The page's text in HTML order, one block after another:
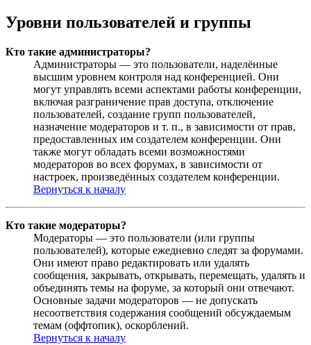
Уровни пользователей и группы
Кто такие администраторы?
Администраторы — это пользователи, наделённые
высшим уровнем контроля над конференцией. Они
могут управлять всеми аспектами работы конференции,
включая разграничение прав доступа, отключение
пользователей, создание групп пользователей,
назначение модераторов и т. п., в зависимости от прав,
предоставленных им создателем конференции. Они
также могут обладать всеми возможностями
модераторов во всех форумах, в зависимости от
настроек, произведённых создателем конференции.
Вернуться к началу
Кто такие модераторы?
Модераторы — это пользователи (или группы
пользователей), которые ежедневно следят за форумами.
Они имеют право редактировать или удалять
сообщения, закрывать, открывать, перемещать, удалять и
объединять темы на форуме, за который они отвечают.
Основные задачи модераторов — не допускать
несоответствия содержания сообщений обсуждаемым
темам (оффтопик), оскорблений.
Вернуться к началу